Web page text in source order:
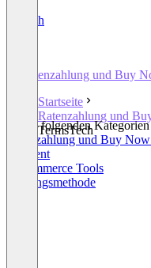
English
Ratenzahlung und Buy
Startseite
Ratenzahlung und
TermsTech
In den folgenden
Ratenzahlung und Buy
Payment
E-Commerce Tools
Zahlungsmethode